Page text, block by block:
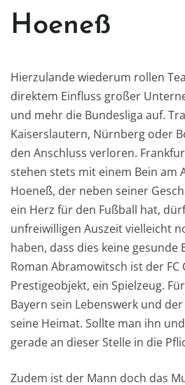
Hoeneß
Hierzulande wiederum rollen
direktem Einfluss großer
und mehr die Bundesliga auf.
Kaiserslautern, Nürnberg oder
den Anschluss verloren.
stehen stets mit einem Bein am
Hoeneß, der neben seiner
ein Herz für den Fußball hat,
unfreiwilligen Auszeit vielleicht
haben, dass dies keine gesunde
Roman Abramowitsch ist der FC
Prestigeobjekt, ein Spielzeug.
Bayern sein Lebenswerk und
seine Heimat. Sollte man ihn
gerade an dieser Stelle in die
Zudem ist der Mann doch das